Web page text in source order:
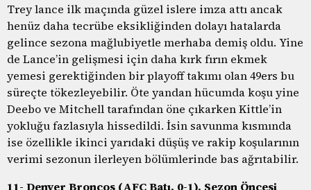
Trey lance ilk maçında güzel islere imza attı ancak
henüz daha tecrübe eksikliğinden dolayı hatalarda
gelince sezona mağlubiyetle merhaba demiş oldu. Yine
de Lance’in gelişmesi için daha kırk fırın ekmek
yemesi gerektiğinden bir playoff takımı olan 49ers bu
süreçte tökezleyebilir. Öte yandan hücumda koşu yine
Deebo ve Mitchell tarafından öne çıkarken Kittle’in
yokluğu fazlasıyla hissedildi. İsin savunma kısmında
ise özellikle ikinci yarıdaki düşüş ve rakip koşularının
verimi sezonun ilerleyen bölümlerinde bas ağrıtabilir.
11- Denver Broncos (AFC Batı, 0-1), Sezon Öncesi